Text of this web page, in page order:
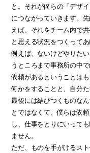
と。それが僕らの「デザ
につながっていきます。
えば、それをチーム内で
と思える状況をつくって
例えば、ないけどやりた
うところまで事務所の中で
依頼があるということは
何かをすることと、自分
最後には結びつくものな
とではなくて、僕らは依
し、仕事をとりにいって
ません。
ただ、ものを手がけるス